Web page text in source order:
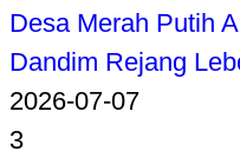
Desa Merah Putih
Dandim Rejang
2026-07-07
3